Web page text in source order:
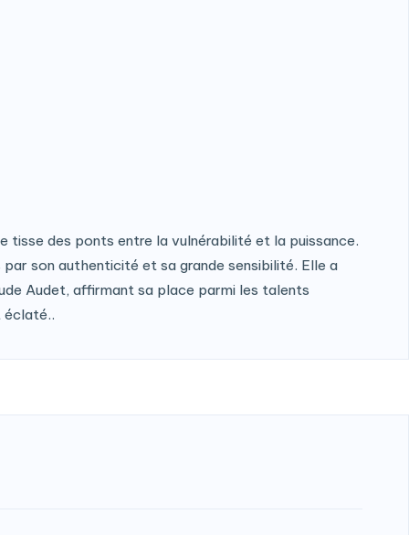
des ponts entre la vulnérabilité et la puissance.
son authenticité et sa grande sensibilité. Elle a
Audet, affirmant sa place parmi les talents
éclaté..